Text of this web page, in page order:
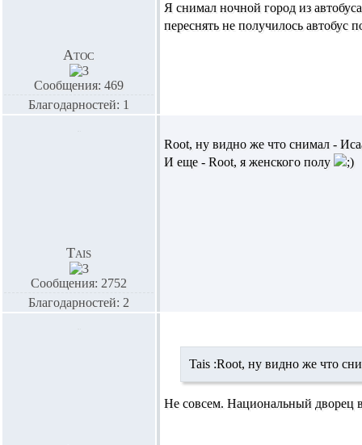
Атос
Сообщения: 469
Благодарностей: 1
Я снимал ночной город из
переснять не получилось автобус
Tais
Сообщения: 2752
Благодарностей: 2
Root, ну видно же что снимал -
И еще - Root, я женского полу
Tais :Root, ну видно же что
Не совсем. Национальный дворец